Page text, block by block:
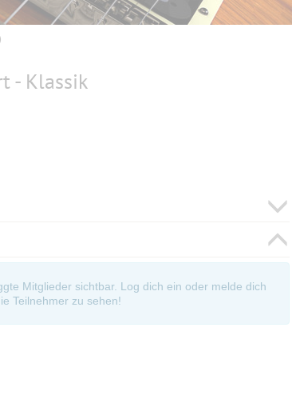
- Klassik
Mitglieder sichtbar. Log dich ein oder melde dich
Teilnehmer zu sehen!